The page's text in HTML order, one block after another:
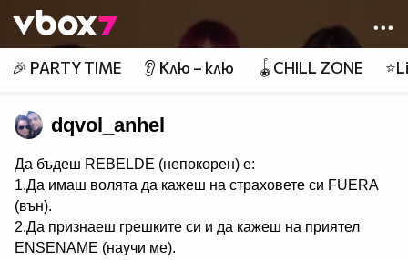
👾
🎉 PARTY TIME 👂 Клю – клю 🪀CHILL ZONE
dqvol_anhel
Да бъдеш REBELDE (непокорен) е:
1.Да имаш волята да кажеш на страховете си FUERA
(вън).
2.Да признаеш грешките си и да кажеш на приятел
ЕNSENAME (научи ме).